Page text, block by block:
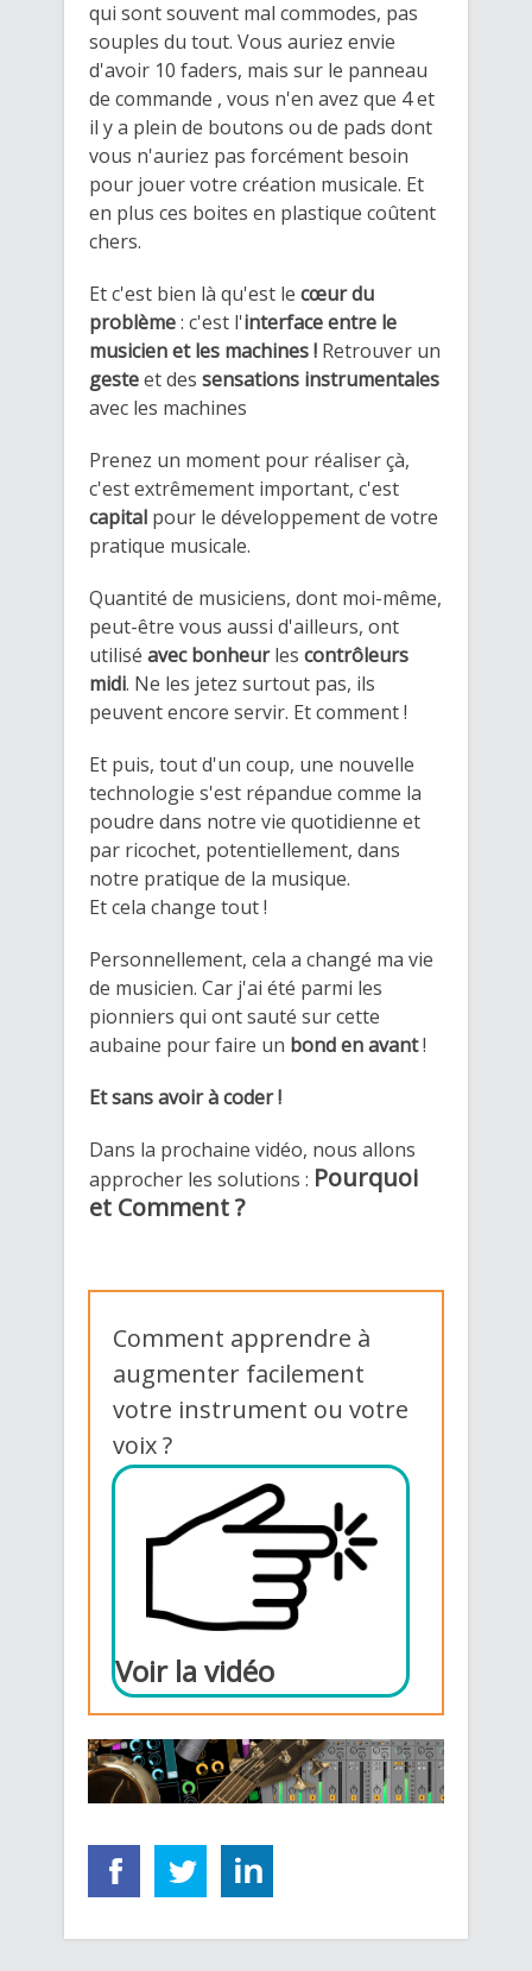
qui sont souvent mal commodes, pas
souples du tout. Vous auriez envie
d'avoir 10 faders, mais sur le panneau
de commande , vous n'en avez que 4 et
il y a plein de boutons ou de pads dont
vous n'auriez pas forcément besoin
pour jouer votre création musicale. Et
en plus ces boites en plastique coûtent
chers. ​
Et c'est bien là qu'est le cœur du
problème: c'est l'interfaceentre le
musicien et les machines ! Retrouver un
gesteet des sensations instrumentales
avec les machines
Prenez un moment pour réaliser çà,
c'est extrêmement important, c'est
capital ​pour le développement de votre
pratique musicale.
​Quantité de musiciens, dont moi-même,
peut-être vous aussi d'ailleurs, ont
utilisé avec bonheurles contrôleurs
midi. Ne les jetez surtout pas, ils
peuvent encore servir. Et comment !
Et puis, tout d'un coup, une nouvelle
technologie s'est répandue comme la
poudre dans notre vie quotidienne et
par ricochet, potentiellement, dans
notre pratique de la musique.
Et cela change tout !
Personnellement, cela a changé ma vie
de musicien. Car j'ai été parmi les
pionniers qui ont sauté sur cette
aubaine pour faire un bond en avant!
Et sans avoir à coder !
Dans la prochaine vidéo, ​nous allons ​
approcher les solutions : ​Pourquoi
et Comment ?
​Comment apprendre à
augmenter facilement
votre instrument ou votre
voix ?
Voir la vidéo​